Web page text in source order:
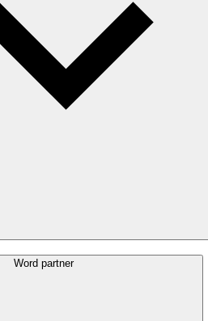
Word partner